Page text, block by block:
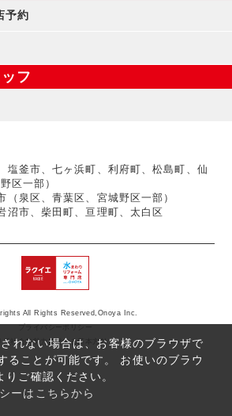
れない場合は、お客様のブラウザで
ることが可能です。 お使いのブラウ
りご確認ください。
ーはこちらから
反社会的勢力に対する基本方針
All Rights Reserved,Onoya Inc.
予約
フ
塩釜市、七ヶ浜町、利府町、松島町、仙
区一部）
（泉区、青葉区、宮城野区一部）
沼市、柴田町、亘理町、太白区